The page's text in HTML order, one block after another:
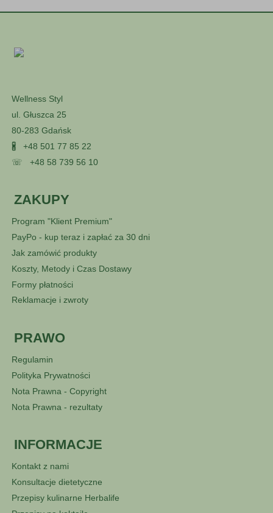
Wellness Styl
ul. Głuszca 25
80-283 Gdańsk
🖁 +48 501 77 85 22
☏ +48 58 739 56 10
ZAKUPY
Program "Klient Premium"
PayPo - kup teraz i zapłać za 30 dni
Jak zamówić produkty
Koszty, Metody i Czas Dostawy
Formy płatności
Reklamacje i zwroty
PRAWO
Regulamin
Polityka Prywatności
Nota Prawna - Copyright
Nota Prawna - rezultaty
INFORMACJE
Kontakt z nami
Konsultacje dietetyczne
Przepisy kulinarne Herbalife